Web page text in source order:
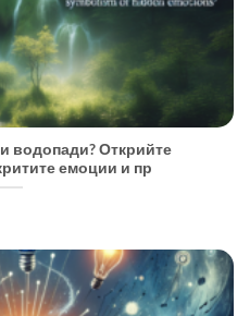
водопади? Открийте
емоции и пр